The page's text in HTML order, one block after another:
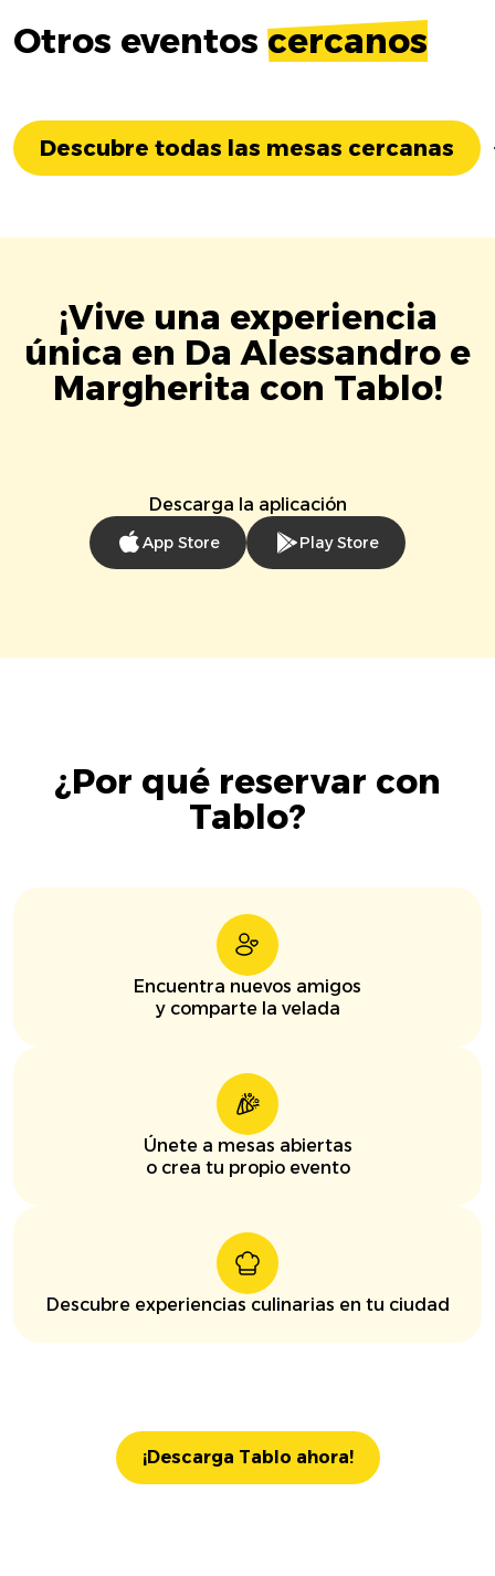
Otros eventos cercanos
Descubre todas las mesas cercanas
¡Vive una experiencia
única en Da Alessandro e
Margherita con Tablo!
Descarga la aplicación
App Store Play Store
¿Por qué reservar con
Tablo?
Encuentra nuevos amigos
y comparte la velada
Únete a mesas abiertas
o crea tu propio evento
Descubre experiencias culinarias en tu ciudad
¡Descarga Tablo ahora!